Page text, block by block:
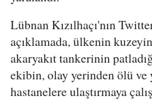
Lübnan Kızılhaçı'nın
açıklamada, ülkenin
akaryakıt tankerinin
ekibin, olay yerinden ölü ve
hastanelere ulaştırmaya